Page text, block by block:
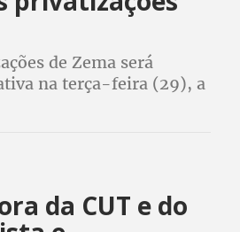
de Zema será
na terça-feira (29), a
da CUT e do